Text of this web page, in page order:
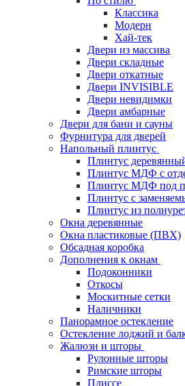
Классика
Модерн
Хай-тек
Двери из массива
Двери складные
Двери откатные
Двери INVISIBLE
Двери невидимки
Двери амбарные
Двери для бани и сауны
Фурнитура для дверей
Напольный плинтус
Плинтус
Плинтус МДФ с
Плинтус МДФ под
Плинтус с
Плинтус из
Окна деревянные
Окна пластиковые (ПВХ)
Обсадная коробка
Дополнения к окнам
Подоконники
Откосы
Москитные сетки
Наличники
Панорамное остекление
Остекление лоджий и
Жалюзи и шторы
Рулонные шторы
Римские шторы
Плиссе